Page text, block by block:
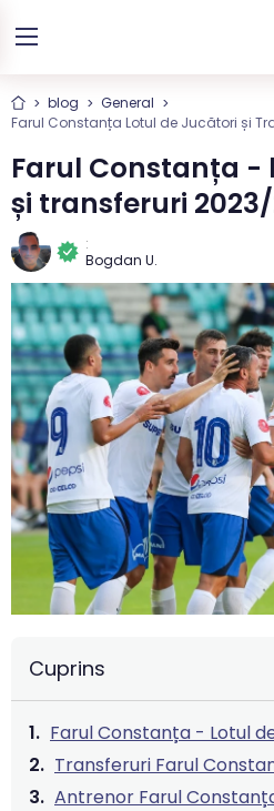
blog
General
Farul Constanța Lotul de Jucători și
Farul Constanța -
și transferuri
:
Bogdan U.
Cuprins
Farul Constanța - Lotul
Transferuri Farul
Antrenor Farul